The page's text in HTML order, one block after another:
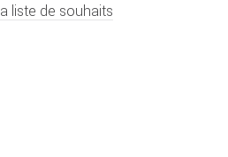
liste de souhaits